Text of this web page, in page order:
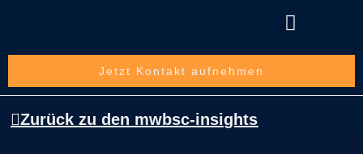
Jetzt Kontakt aufnehmen
Zurück zu den mwbsc-insights